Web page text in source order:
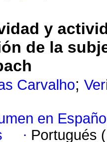
y
de la
Carvalho;
en
· Portugués